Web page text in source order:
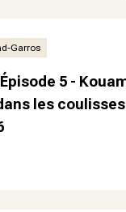
Garros
5 -
les